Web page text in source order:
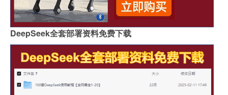
DeepSeek全套部署资料免费下载